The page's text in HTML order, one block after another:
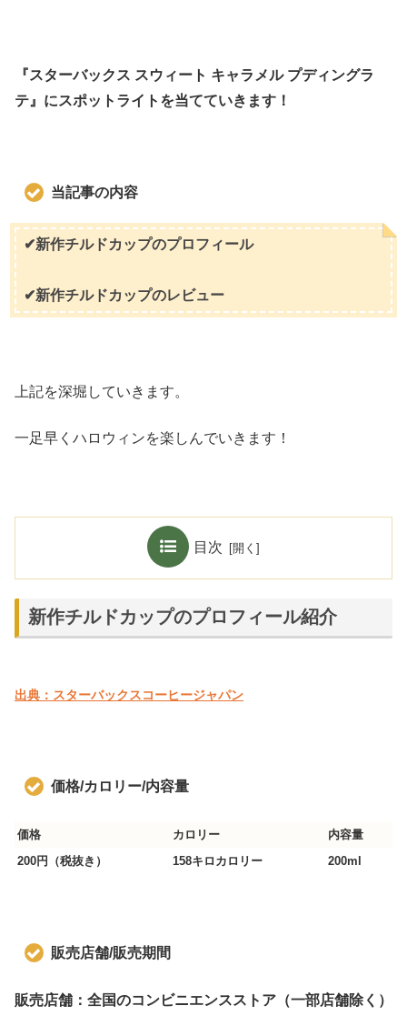
『スターバックス スウィート キャラメル プディングラ
テ』にスポットライトを当てていきます！
当記事の内容
✔新作チルドカップのプロフィール
✔新作チルドカップのレビュー
上記を深堀していきます。
一足早くハロウィンを楽しんでいきます！
目次
新作チルドカップのプロフィール紹介
出典：スターバックスコーヒージャパン
価格/カロリー/内容量
価格 カロリー
内容量
200円（税抜き）
158キロカロリー 200ml
販売店舗/販売期間
販売店舗：全国のコンビニエンスストア（一部店舗除く）